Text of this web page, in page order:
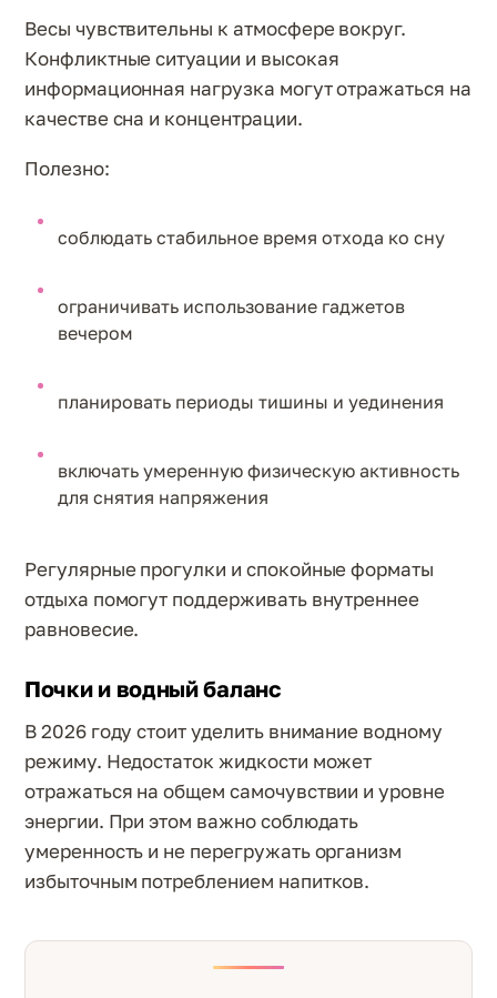
Весы чувствительны к атмосфере вокруг.
Конфликтные ситуации и высокая
информационная нагрузка могут отражаться на
качестве сна и концентрации.
Полезно:
соблюдать стабильное время отхода ко сну
ограничивать использование гаджетов
вечером
планировать периоды тишины и уединения
включать умеренную физическую активность
для снятия напряжения
Регулярные прогулки и спокойные форматы
отдыха помогут поддерживать внутреннее
равновесие.
Почки и водный баланс
В 2026 году стоит уделить внимание водному
режиму. Недостаток жидкости может
отражаться на общем самочувствии и уровне
энергии. При этом важно соблюдать
умеренность и не перегружать организм
избыточным потреблением напитков.